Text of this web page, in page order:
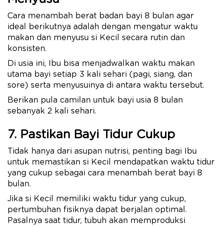
Cara menambah berat badan bayi 8 bulan agar
ideal berikutnya adalah dengan mengatur waktu
makan dan menyusu si Kecil secara rutin dan
konsisten.
Di usia ini, Ibu bisa menjadwalkan waktu makan
utama bayi setiap 3 kali sehari (pagi, siang, dan
sore) serta menyusuinya di antara waktu tersebut.
Berikan pula camilan untuk bayi usia 8 bulan
sebanyak 2 kali sehari.
7. Pastikan Bayi Tidur Cukup
Tidak hanya dari asupan nutrisi, penting bagi Ibu
untuk memastikan si Kecil mendapatkan waktu tidur
yang cukup sebagai cara menambah berat bayi 8
bulan.
Jika si Kecil memiliki waktu tidur yang cukup,
pertumbuhan fisiknya dapat berjalan optimal.
Pasalnya saat tidur, tubuh akan memproduksi